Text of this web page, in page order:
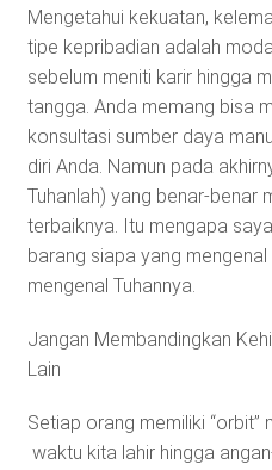
Mengetahui kekuatan,
tipe kepribadian adalah
sebelum meniti karir hingga
tangga. Anda memang bisa
konsultasi sumber daya
diri Anda. Namun pada
Tuhanlah) yang benar-benar
terbaiknya. Itu mengapa
barang siapa yang
mengenal Tuhannya.
Jangan Membandingkan
Lain
Setiap orang memiliki “orbit”
waktu kita lahir hingga